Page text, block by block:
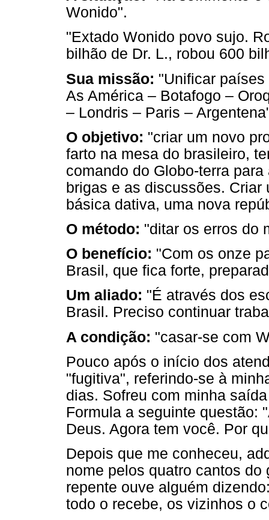
Wonido".
"Extado Wonido povo sujo.
bilhão de Dr. L., robou 600
Sua missão: "Unificar
As América – Botafogo –
– Londris – Paris –
O objetivo: "criar um novo
farto na mesa do brasileiro,
comando do Globo-terra
brigas e as discussões.
básica dativa, uma nova
O método: "ditar os erros do
O benefício: "Com os onze
Brasil, que fica forte,
Um aliado: "É através dos
Brasil. Preciso continuar
A condição: "casar-se com
Pouco após o início dos
"fugitiva", referindo-se à
dias. Sofreu com minha
Formula a seguinte questão:
Deus. Agora tem você. Por
Depois que me conheceu,
nome pelos quatro cantos
repente ouve alguém
todo o recebe, os vizinhos o